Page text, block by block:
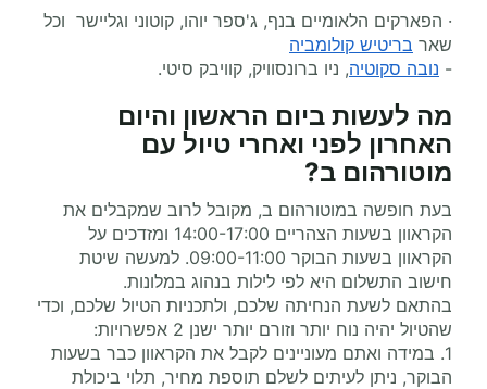
· הפארקים הלאומיים בנף, ג'ספר יוהו, קוטוני וגליישר וכל
שאר בריטיש קולומביה
- נובה סקוטיה, ניו ברונסוויק, קוויבק סיטי.
מה לעשות ביום הראשון והיום
האחרון לפני ואחרי טיול עם
מוטורהום ב?
בעת חופשה במוטורהום ב, מקובל לרוב שמקבלים את
הקראוון בשעות הצהריים 14:00-17:00 ומזדכים על
הקראוון בשעות הבוקר 09:00-11:00. למעשה שיטת
חישוב התשלום היא לפי לילות בנהוג במלונות.
בהתאם לשעת הנחיתה שלכם, ולתכניות הטיול שלכם, וכדי
שהטיול יהיה נוח יותר וזורם יותר ישנן 2 אפשרויות:
1. במידה ואתם מעוניינים לקבל את הקראוון כבר בשעות
הבוקר, ניתן לעיתים לשלם תוספת מחיר, תלוי ביכולת